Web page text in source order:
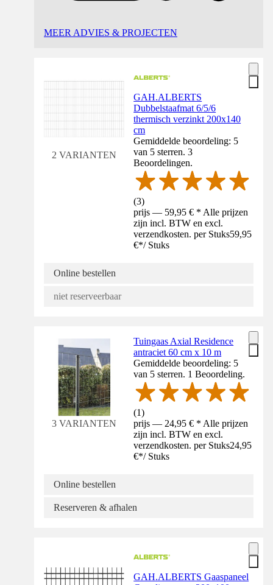
MEER ADVIES & PROJECTEN
2 VARIANTEN
GAH.ALBERTS
Dubbelstaafmat 6/5/6
thermisch verzinkt 200x140
cm
Gemiddelde beoordeling: 5
van 5 sterren. 3
Beoordelingen.
(3)
prijs — 59,95 € * Alle prijzen
zijn incl. BTW en excl.
verzendkosten. per Stuks59,95
€*/ Stuks
Online bestellen
niet reserveerbaar
3 VARIANTEN
Tuingaas Axial Residence
antraciet 60 cm x 10 m
Gemiddelde beoordeling: 5
van 5 sterren. 1 Beoordeling.
(1)
prijs — 24,95 € * Alle prijzen
zijn incl. BTW en excl.
verzendkosten. per Stuks24,95
€*/ Stuks
Online bestellen
Reserveren & afhalen
GAH.ALBERTS Gaaspaneel